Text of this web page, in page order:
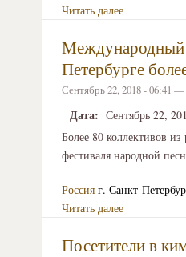
Читать далее
Международный
Петербурге
Сентябрь 22, 2018 - 06:41 —
Дата: Сентябрь 22,
Более 80 коллективов
фестиваля народной
Россия г. Санкт-
Читать далее
Посетители в